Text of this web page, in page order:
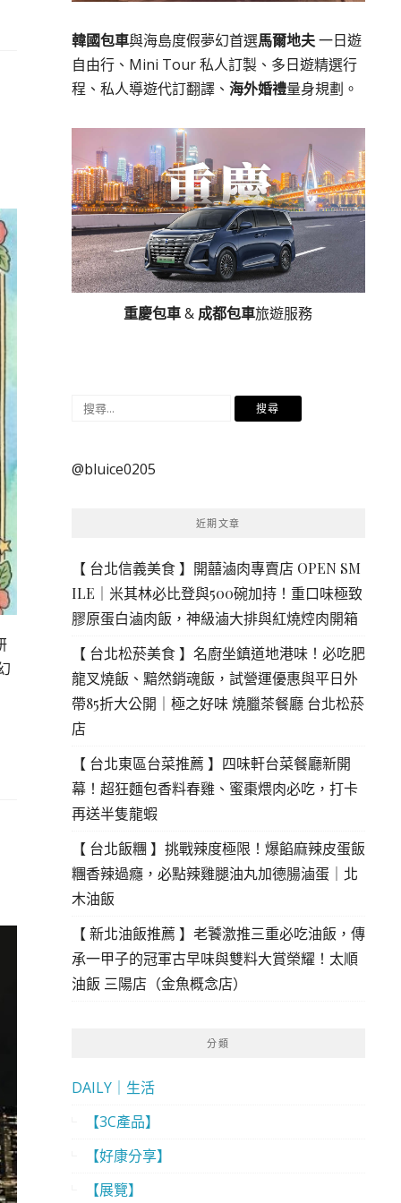
韓國包車與海島度假夢幻首選馬爾地夫一日遊
自由行、Mini Tour 私人訂製、多日遊精選行
程、私人導遊代訂翻譯、 海外婚禮量身規劃。
重慶包車& 成都包車旅遊服務
搜
鍵
@bluice0205
近期文章
【 台北信義美食 】開囍滷肉專賣店 OPEN SM
ILE｜米其林必比登與500碗加持！重口味極致
膠原蛋白滷肉飯，神級滷大排與紅燒焢肉開箱
【 台北松菸美食 】名廚坐鎮道地港味！必吃肥
龍叉燒飯、黯然銷魂飯，試營運優惠與平日外
帶85折大公開｜極之好味 燒臘茶餐廳 台北松菸
店
【 台北東區台菜推薦 】四味軒台菜餐廳新開
幕！超狂麵包香料春雞、蜜棗煨肉必吃，打卡
再送半隻龍蝦
【 台北飯糰 】挑戰辣度極限！爆餡麻辣皮蛋飯
糰香辣過癮，必點辣雞腿油丸加德腸滷蛋｜北
木油飯
【 新北油飯推薦 】老饕激推三重必吃油飯，傳
承一甲子的冠軍古早味與雙料大賞榮耀！太順
油飯 三陽店（金魚概念店）
分類
DAILY｜生活
【3C產品】
【好康分享】
【展覽】